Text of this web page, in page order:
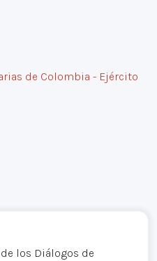
de Colombia - Ejército
de los Diálogos de